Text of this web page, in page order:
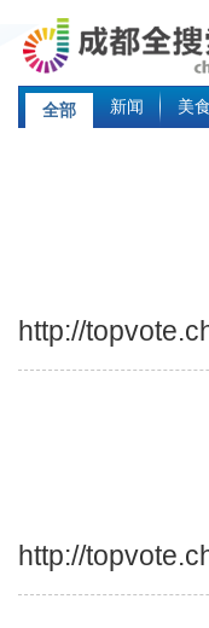
全部 新闻 美食
http://
http://